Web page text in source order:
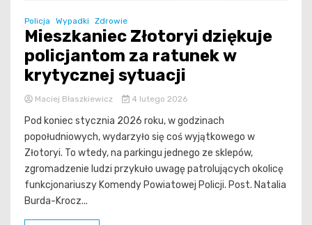
Policja Wypadki Zdrowie
Mieszkaniec Złotoryi dziękuje
policjantom za ratunek w
krytycznej sytuacji
Maciej Błaszkiewicz 4 lutego 2026
Pod koniec stycznia 2026 roku, w godzinach
popołudniowych, wydarzyło się coś wyjątkowego w
Złotoryi. To wtedy, na parkingu jednego ze sklepów,
zgromadzenie ludzi przykuło uwagę patrolujących okolicę
funkcjonariuszy Komendy Powiatowej Policji. Post. Natalia
Burda-Krocz...